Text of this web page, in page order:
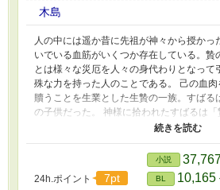
木島
人の中には遥か昔に先祖が神々から授か
いでいる血筋がいくつか存在している。贄
とは様々な災厄を人々の身代わりとなって
殊な力を持った人のことである。 己の血
贖うことを生業とした生贄の一族。すばる
の子供だった。 神様に拾われたすばるは
つか来る災厄を恐れる人間の希望のひとつ
誰かのために己の身を削る役目を負った少
遣わされた月光の神。 二人が紡ぐ喪失と幸
風ファンタジー ・R指定回は＊表記あり ・
24h.ポイント 7pt
小説
BL 10,165